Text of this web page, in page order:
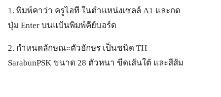
1. พิมพ์คาว่า ครูไอที ในตำแหน่งเซลล์ A1 และกด
ปุ่ม Enter บนแป้นพิมพ์คีย์บอร์ด
2. กำหนดลักษณะตัวอักษร เป็นชนิด TH
SarabunPSK ขนาด 28 ตัวหนา ขีดเส้นใต้ และสีส้ม